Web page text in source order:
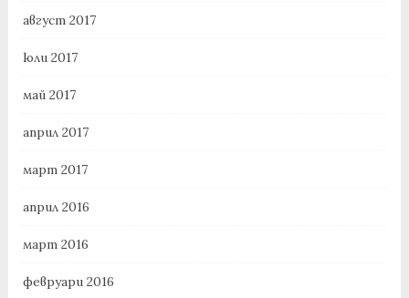
август 2017
юли 2017
май 2017
април 2017
март 2017
април 2016
март 2016
февруари 2016